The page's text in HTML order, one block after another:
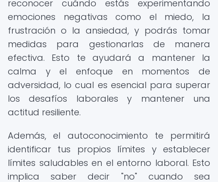
reconocer cuándo estás experimentando
emociones negativas como el miedo, la
frustración o la ansiedad, y podrás tomar
medidas para gestionarlas de manera
efectiva. Esto te ayudará a mantener la
calma y el enfoque en momentos de
adversidad, lo cual es esencial para superar
los desafíos laborales y mantener una
actitud resiliente.
Además, el autoconocimiento te permitirá
identificar tus propios límites y establecer
límites saludables en el entorno laboral. Esto
implica saber decir "no" cuando sea